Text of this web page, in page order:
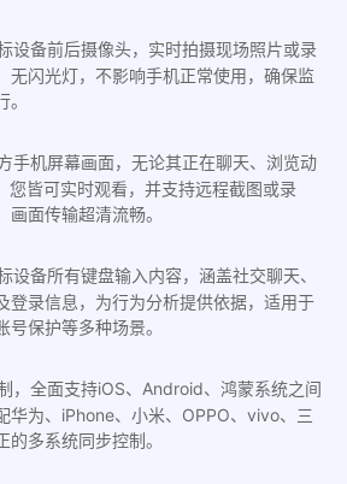
设备前后摄像头，实时拍摄现场照片或录
无闪光灯，不影响手机正常使用，确保监
手机屏幕画面，无论其正在聊天、浏览动
您皆可实时观看，并支持远程截图或录
面传输超清流畅。
设备所有键盘输入内容，涵盖社交聊天、
登录信息，为行为分析提供依据，适用于
保护等多种场景。
，全面支持iOS、Android、鸿蒙系统之间
华为、iPhone、小米、OPPO、vivo、三
多系统同步控制。